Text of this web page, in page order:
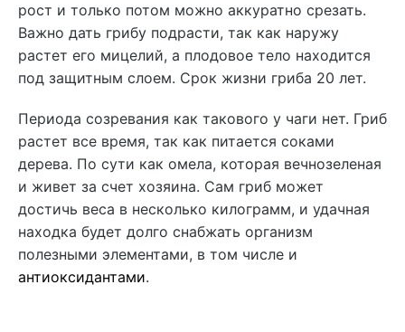
рост и только потом можно аккуратно срезать.
Важно дать грибу подрасти, так как наружу
растет его мицелий, а плодовое тело находится
под защитным слоем. Срок жизни гриба 20 лет.
Периода созревания как такового у чаги нет. Гриб
растет все время, так как питается соками
дерева. По сути как омела, которая вечнозеленая
и живет за счет хозяина. Сам гриб может
достичь веса в несколько килограмм, и удачная
находка будет долго снабжать организм
полезными элементами, в том числе и
антиоксидантами.